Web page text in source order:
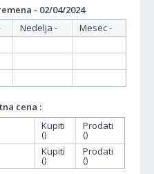
- 02/04/2024
Nedelja -
Mesec -
cena :
Kupiti
()
Prodati
()
Kupiti
()
Prodati
()